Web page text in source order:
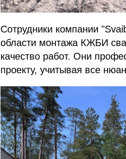
Сотрудники компании
области монтажа КЖБИ
качество работ. Они
проекту, учитывая все